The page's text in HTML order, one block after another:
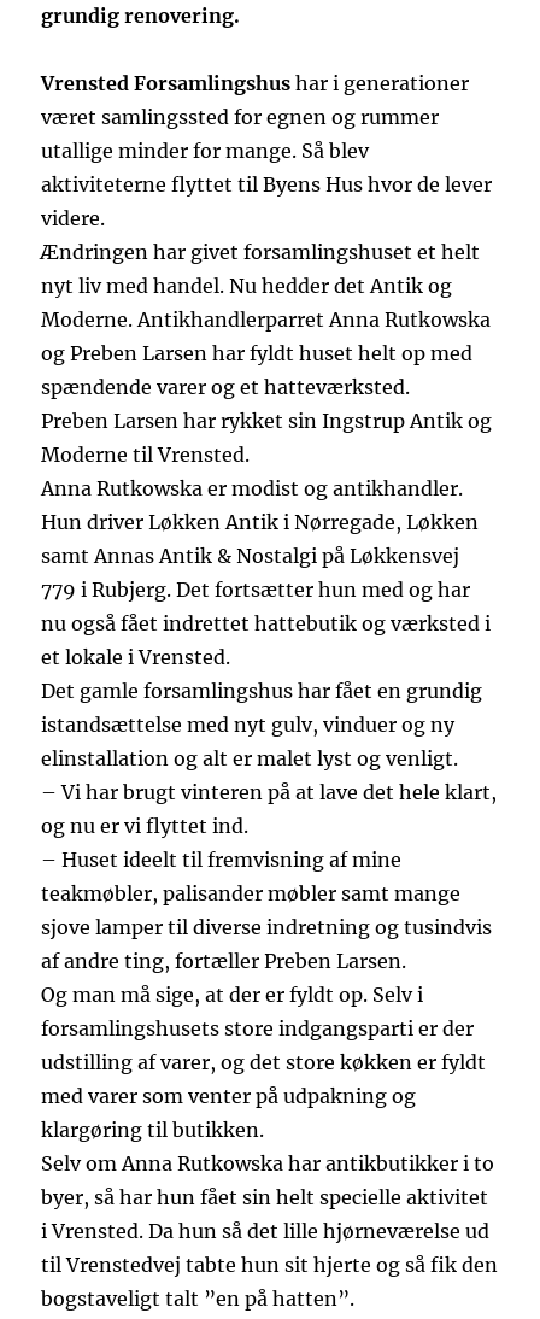
grundig renovering.
Vrensted Forsamlingshus har i generationer
været samlingssted for egnen og rummer
utallige minder for mange. Så blev
aktiviteterne flyttet til Byens Hus hvor de lever
videre.
Ændringen har givet forsamlingshuset et helt
nyt liv med handel. Nu hedder det Antik og
Moderne. Antikhandlerparret Anna Rutkowska
og Preben Larsen har fyldt huset helt op med
spændende varer og et hatteværksted.
Preben Larsen har rykket sin Ingstrup Antik og
Moderne til Vrensted.
Anna Rutkowska er modist og antikhandler.
Hun driver Løkken Antik i Nørregade, Løkken
samt Annas Antik & Nostalgi på Løkkensvej
779 i Rubjerg. Det fortsætter hun med og har
nu også fået indrettet hattebutik og værksted i
et lokale i Vrensted.
Det gamle forsamlingshus har fået en grundig
istandsættelse med nyt gulv, vinduer og ny
elinstallation og alt er malet lyst og venligt.
– Vi har brugt vinteren på at lave det hele klart,
og nu er vi flyttet ind.
– Huset ideelt til fremvisning af mine
teakmøbler, palisander møbler samt mange
sjove lamper til diverse indretning og tusindvis
af andre ting, fortæller Preben Larsen.
Og man må sige, at der er fyldt op. Selv i
forsamlingshusets store indgangsparti er der
udstilling af varer, og det store køkken er fyldt
med varer som venter på udpakning og
klargøring til butikken.
Selv om Anna Rutkowska har antikbutikker i to
byer, så har hun fået sin helt specielle aktivitet
i Vrensted. Da hun så det lille hjørneværelse ud
til Vrenstedvej tabte hun sit hjerte og så fik den
bogstaveligt talt ”en på hatten”.